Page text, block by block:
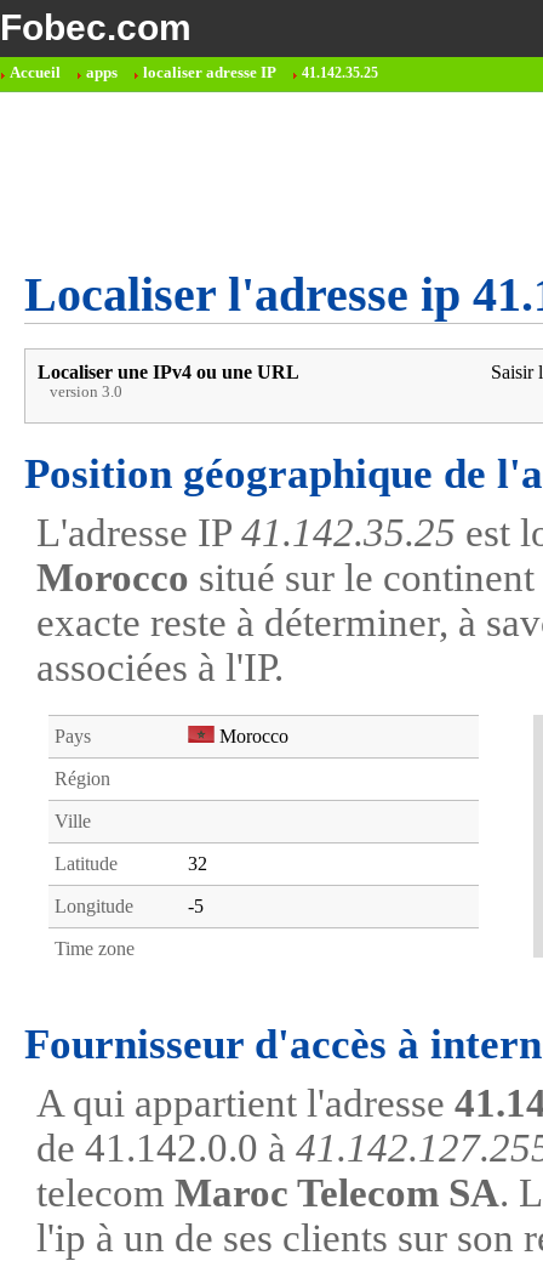
Fobec.com
Accueil apps localiser adresse IP 41.142.35.25
Localiser l'adresse ip
Localiser une IPv4 ou une URL
version 3.0
Saisir
Position géographique de
L'adresse IP 41.142.35.25 est
Morocco situé sur le
exacte reste à déterminer, à
associées à l'IP.
Pays Morocco
Région
Ville
Latitude 32
Longitude -5
Time zone
Fournisseur d'accès à
A qui appartient l'adresse
de 41.142.0.0 à
telecom Maroc Telecom SA.
l'ip à un de ses clients sur son